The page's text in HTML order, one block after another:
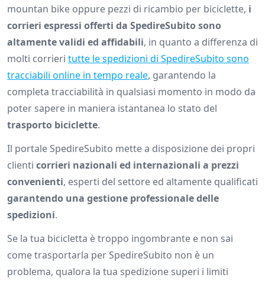
mountan bike oppure pezzi di ricambio per biciclette, i
corrieri espressi offerti da SpedireSubito sono
altamente validi ed affidabili, in quanto a differenza di
molti corrieri tutte le spedizioni di SpedireSubito sono
tracciabili online in tempo reale, garantendo la
completa tracciabilità in qualsiasi momento in modo da
poter sapere in maniera istantanea lo stato del
trasporto biciclette.
Il portale SpedireSubito mette a disposizione dei propri
clienti corrieri nazionali ed internazionali a prezzi
convenienti, esperti del settore ed altamente qualificati
garantendo una gestione professionale delle
spedizioni.
Se la tua bicicletta è troppo ingombrante e non sai
come trasportarla per SpedireSubito non è un
problema, qualora la tua spedizione superi i limiti